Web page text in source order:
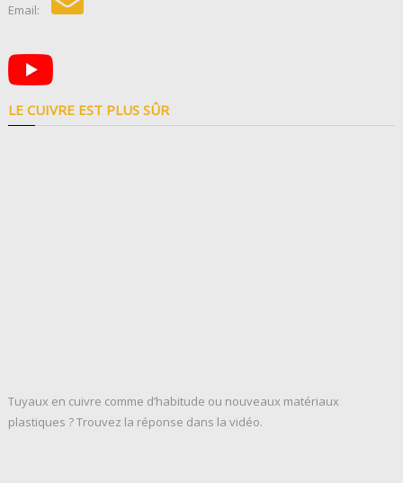
Email:
LE CUIVRE EST PLUS SÛR
Tuyaux en cuivre comme d’habitude ou nouveaux matériaux
plastiques ? Trouvez la réponse dans la vidéo.